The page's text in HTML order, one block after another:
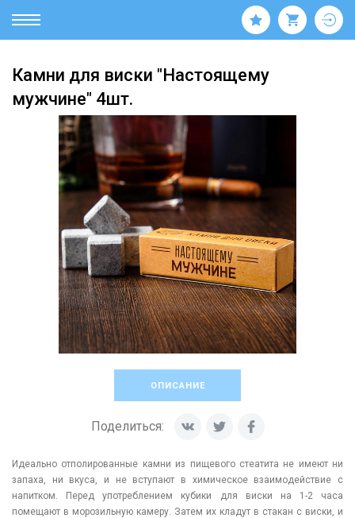
Камни для виски "Настоящему
мужчине" 4шт.
ОПИСАНИЕ
Поделиться:
Идеально отполированные камни из пищевого стеатита не имеют ни
запаха, ни вкуса, и не вступают в химическое взаимодействие с
напитком. Перед употреблением кубики для виски на 1-2 часа
помещают в морозильную камеру. Затем их кладут в стакан с виски, и